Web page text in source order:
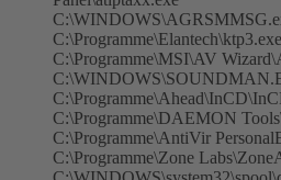
C:\Programme\Elantech\ktp3.exe
C:\Programme\MSI\AV
C:\Programme\DAEMON
C:\Programme\AntiVir
C:\Programme\Zone